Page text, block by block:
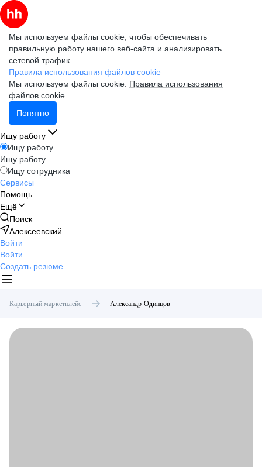
Мы используем файлы cookie, чтобы обеспечивать
правильную работу нашего веб-сайта и анализировать
сетевой трафик.
Правила использования файлов cookie
Мы используем файлы cookie. Правила использования
файлов cookie
Понятно
Ищу работу
Ищу работу
Ищу работу
Ищу сотрудника
Сервисы
Помощь
Ещё
Поиск
Алексеевский
Войти
Войти
Создать резюме
Карьерный маркетплейс Александр Одинцов